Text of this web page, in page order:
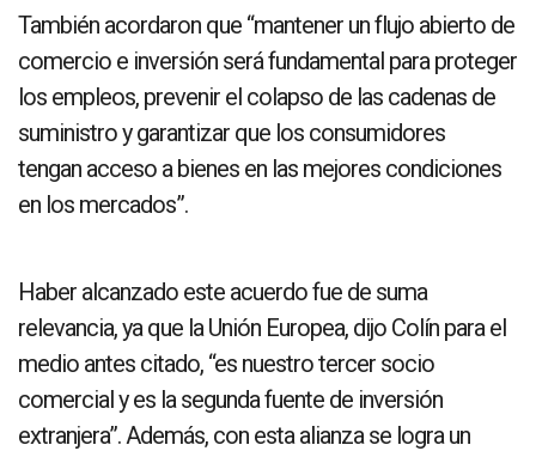
También acordaron que “mantener un flujo abierto de
comercio e inversión será fundamental para proteger
los empleos, prevenir el colapso de las cadenas de
suministro y garantizar que los consumidores
tengan acceso a bienes en las mejores condiciones
en los mercados”.
Haber alcanzado este acuerdo fue de suma
relevancia, ya que la Unión Europea, dijo Colín para el
medio antes citado, “es nuestro tercer socio
comercial y es la segunda fuente de inversión
extranjera”. Además, con esta alianza se logra un